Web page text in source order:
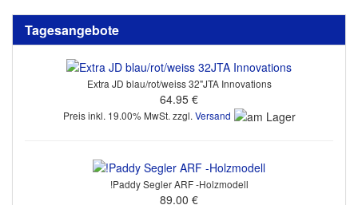
Tagesangebote
Extra JD blau/rot/weiss 32"JTA Innovations
64.95 €
Preis inkl. 19.00% MwSt. zzgl. Versand
!Paddy Segler ARF -Holzmodell
89.00 €